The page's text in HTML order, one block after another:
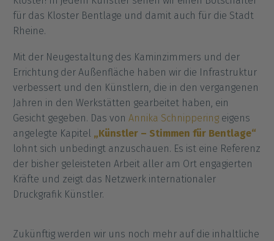
für das Kloster Bentlage und damit auch für die Stadt
Rheine.
Mit der Neugestaltung des Kaminzimmers und der
Errichtung der Außenfläche haben wir die Infrastruktur
verbessert und den Künstlern, die in den vergangenen
Jahren in den Werkstätten gearbeitet haben, ein
Gesicht gegeben. Das von Annika Schnippering eigens
angelegte Kapitel „Künstler – Stimmen für Bentlage“
lohnt sich unbedingt anzuschauen. Es ist eine Referenz
der bisher geleisteten Arbeit aller am Ort engagierten
Kräfte und zeigt das Netzwerk internationaler
Druckgrafik Künstler.
Zukünftig werden wir uns noch mehr auf die inhaltliche